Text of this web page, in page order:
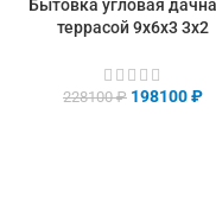
Бытовка угловая
террасой 9х6х3 3х2
228100₽ 198100₽